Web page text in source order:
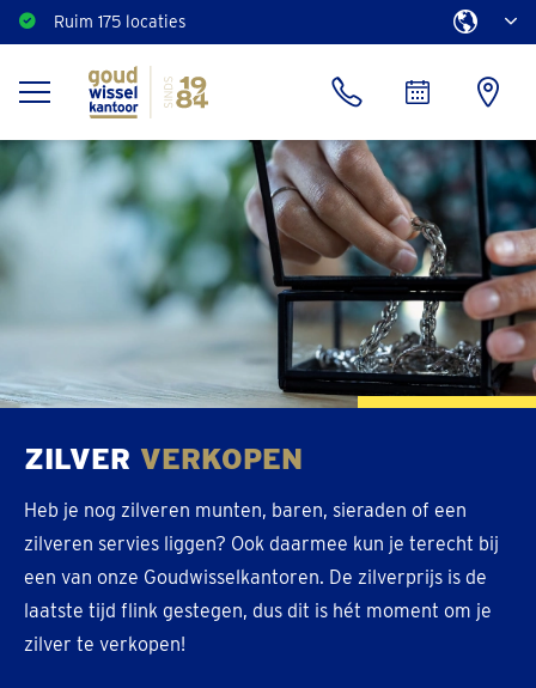
Ruim 175 locaties
Direct een vrijblijvend bod
ZILVER VERKOPEN
Heb je nog zilveren munten, baren, sieraden of een
zilveren servies liggen? Ook daarmee kun je terecht bij
een van onze Goudwisselkantoren. De zilverprijs is de
laatste tijd flink gestegen, dus dit is hét moment om je
zilver te verkopen!